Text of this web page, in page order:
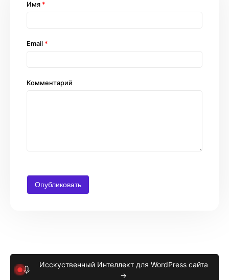
Комментарий
Имя *
Email *
Исскуственный Интеллект для WordPress сайта
→